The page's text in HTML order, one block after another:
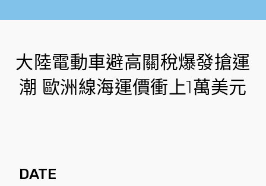
大陸電動車避高關稅爆發搶運
潮 歐洲線海運價衝上1萬美元
DATE